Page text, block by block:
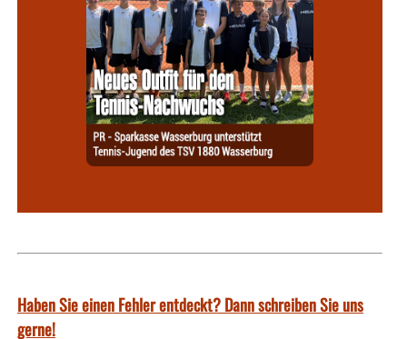
Haben Sie einen Fehler entdeckt? Dann schreiben Sie uns
gerne!